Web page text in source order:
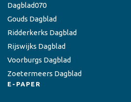
Dagblad070
Gouds Dagblad
Ridderkerks Dagblad
Rijswijks Dagblad
Voorburgs Dagblad
Zoetermeers Dagblad
E-PAPER